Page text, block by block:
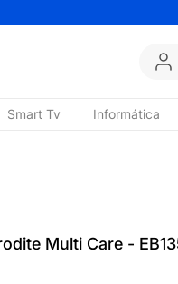
Smart Tv Informática
Multi Care -